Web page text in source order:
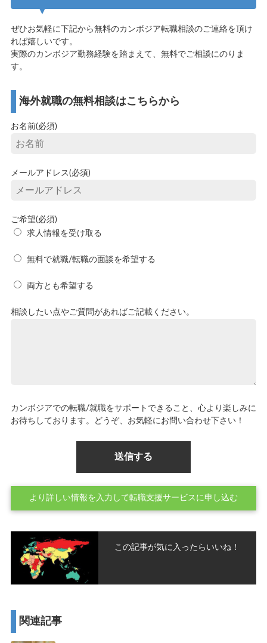
ぜひお気軽に下記から無料のカンボジア転職相談のご連絡を頂け
れば嬉しいです。
実際のカンボジア勤務経験を踏まえて、無料でご相談にのりま
す。
海外就職の無料相談はこちらから
お名前(必須)
メールアドレス(必須)
ご希望(必須)
求人情報を受け取る
無料で就職/転職の面談を希望する
両方とも希望する
相談したい点やご質問があればご記載ください。
カンボジアでの転職/就職をサポートできること、心より楽しみに
お待ちしております。どうぞ、お気軽にお問い合わせ下さい！
より詳しい情報を入力して転職支援サービスに申し込む
この記事が気に入ったらいいね！
関連記事